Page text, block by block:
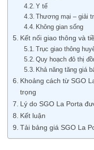
Y tế
Thương mại – giải
Không gian sống
Kết nối giao thông và
Trục giao thông
Quy hoạch đô thị
Khả năng tăng giá
Khoảng cách từ SGO
trọng
Lý do SGO La Porta
Kết luận
Tải bảng giá SGO La